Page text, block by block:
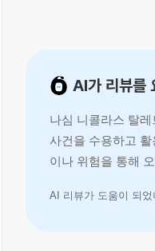
비교가 가능하다. 예를 들
시스템과 기관들의 프래
사실을 감지하여 이를 〈
있다거나 여러 가지 방식
AI가 리뷰를
나심 니콜라스 탈
사건을 수용하고
이나 위험을 통해
AI 리뷰가 도움이 되었